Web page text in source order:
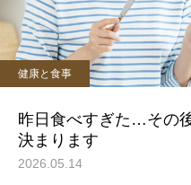
通勤前でも安
健康と食事
毎日1時間の寝不足でも
る？6週間の研究で起
変化
健康と食事
昨日食べすぎた…その
決まります
2026.05.14